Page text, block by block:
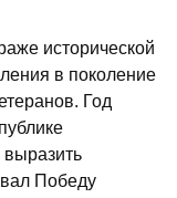
исторической
в поколение
Год
Победу